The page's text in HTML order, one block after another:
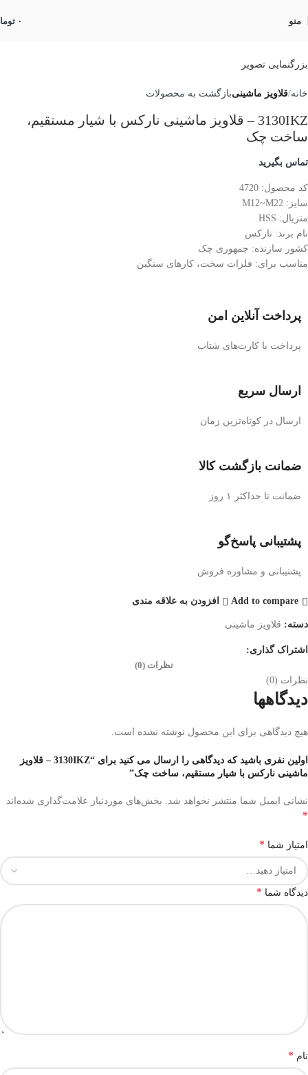
منو ۰
بزرگنمایی تصویر
خانه قلاویز ماشینیبازگشت به محصولات
3130IKZ – قلاویز ماشینی نارکس با شیار مستقیم،
ساخت چک
تماس بگیرید
کد محصول: 4720
سایز: M12~M22
متریال: HSS
نام برند: نارکس
کشور سازنده: جمهوری چک
مناسب برای: فلزات سخت، کارهای سنگین
پرداخت آنلاین امن
پرداخت با کارت‌های شتاب
ارسال سریع
ارسال در کوتاه‌ترین زمان
ضمانت بازگشت کالا
ضمانت تا حداکثر ۱ روز
پشتیبانی پاسخ‌گو
پشتیبانی و مشاوره فروش
Add to compare افزودن به علاقه مندی
دسته: قلاویز ماشینی
اشتراک گذاری:
نظرات (0)
نظرات (0)
دیدگاهها
هیچ دیدگاهی برای این محصول نوشته نشده است.
اولین نفری باشید که دیدگاهی را ارسال می کنید برای “3130IKZ – قلاویز
ماشینی نارکس با شیار مستقیم، ساخت چک”
نشانی ایمیل شما منتشر نخواهد شد. بخش‌های موردنیاز علامت‌گذاری شده‌اند
*
امتیاز شما *
دیدگاه شما *
نام *